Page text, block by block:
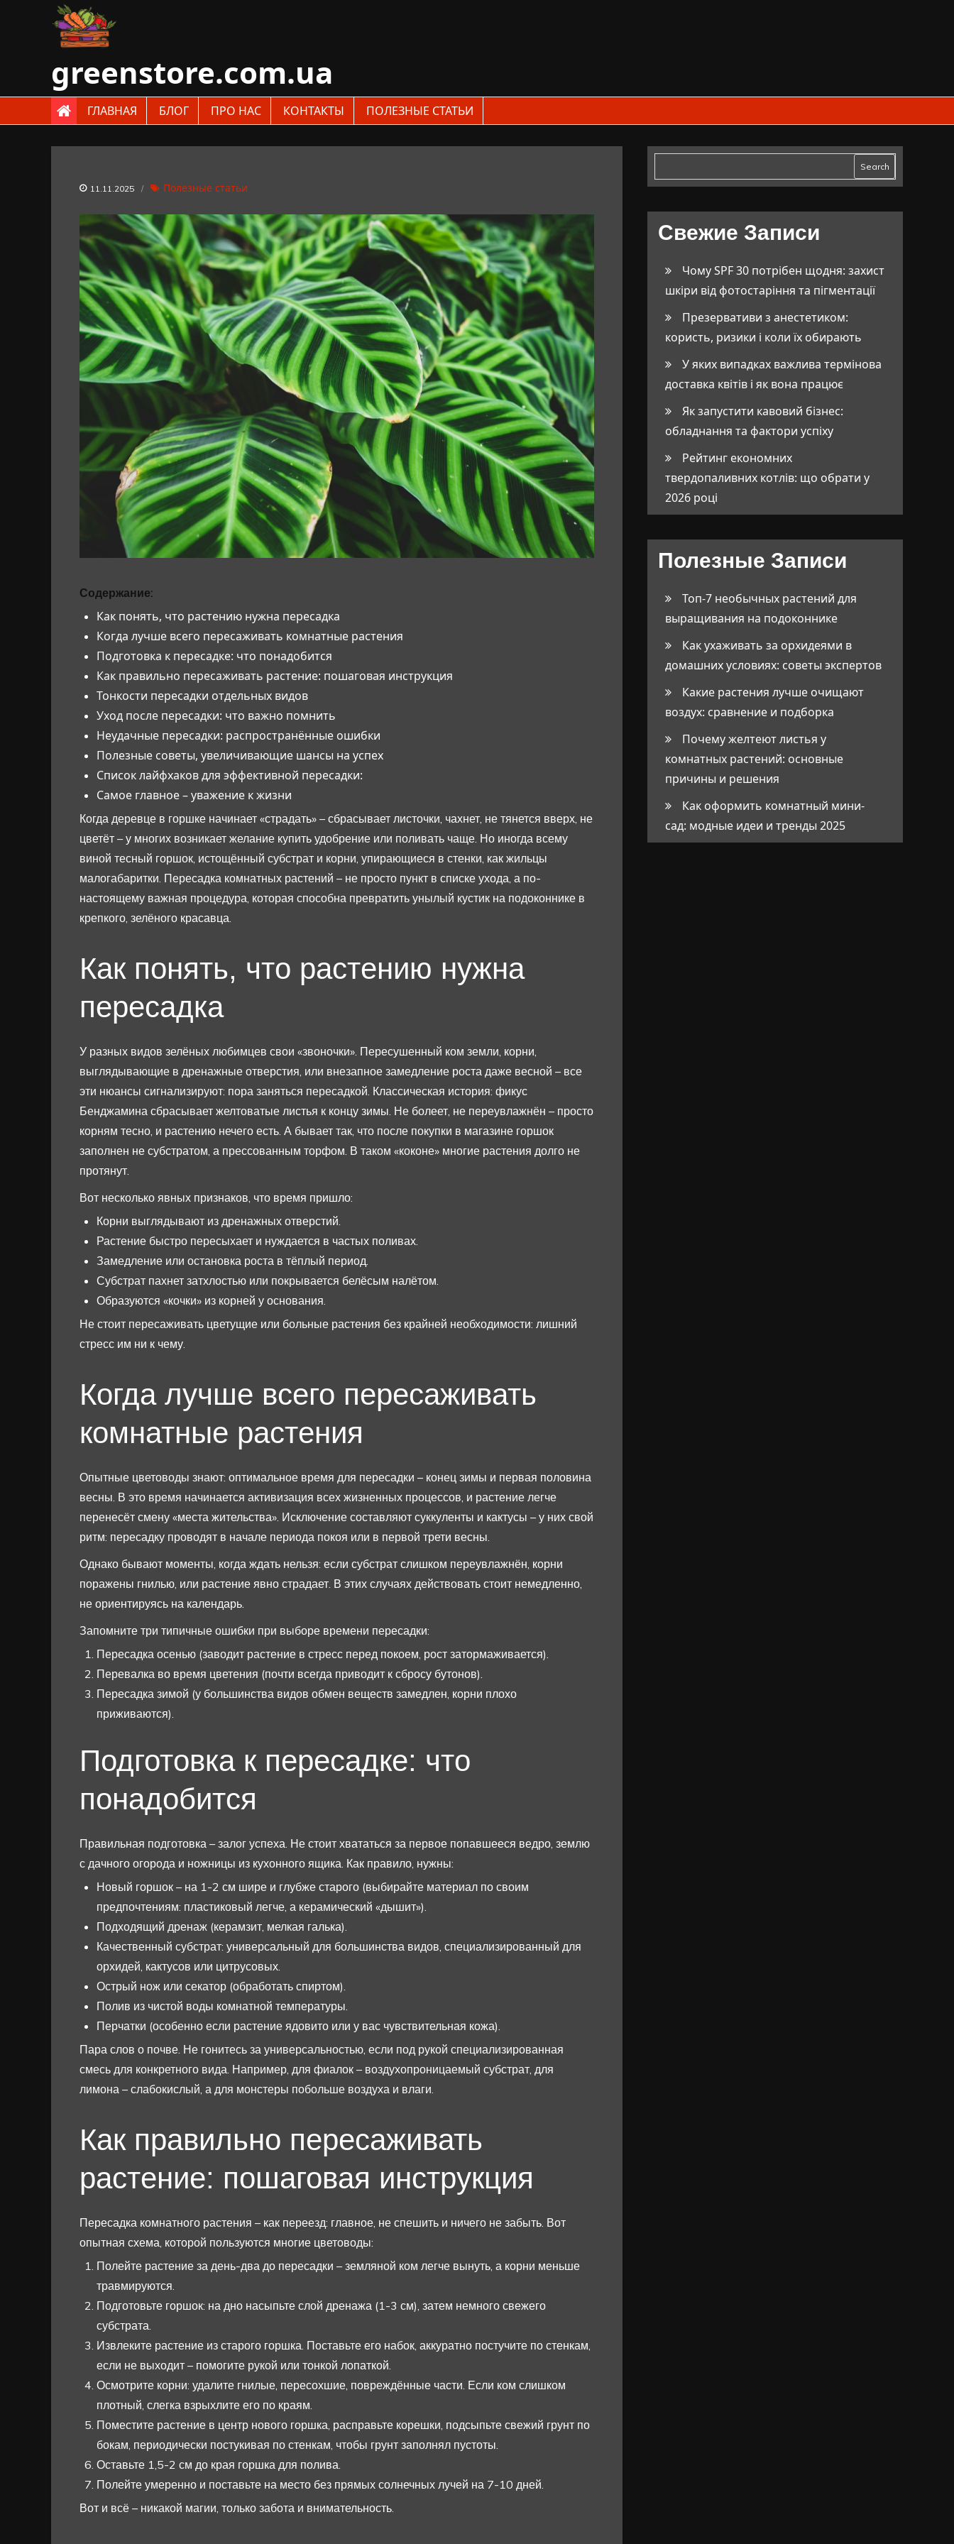
greenstore.com.ua
ГЛАВНАЯ БЛОГ ПРО НАС КОНТАКТЫ ПОЛЕЗНЫЕ СТАТЬИ
11.11.2025 Полезные статьи
Содержание:
Как понять, что растению нужна пересадка
Когда лучше всего пересаживать комнатные растения
Подготовка к пересадке: что понадобится
Как правильно пересаживать растение: пошаговая инструкция
Тонкости пересадки отдельных видов
Уход после пересадки: что важно помнить
Неудачные пересадки: распространённые ошибки
Полезные советы, увеличивающие шансы на успех
Список лайфхаков для эффективной пересадки:
Самое главное – уважение к жизни
Когда деревце в горшке начинает «страдать» – сбрасывает листочки, чахнет, не тянется вверх, не
цветёт – у многих возникает желание купить удобрение или поливать чаще. Но иногда всему
виной тесный горшок, истощённый субстрат и корни, упирающиеся в стенки, как жильцы
малогабаритки. Пересадка комнатных растений – не просто пункт в списке ухода, а по-
настоящему важная процедура, которая способна превратить унылый кустик на подоконнике в
крепкого, зелёного красавца.
Как понять, что растению нужна
пересадка
У разных видов зелёных любимцев свои «звоночки». Пересушенный ком земли, корни,
выглядывающие в дренажные отверстия, или внезапное замедление роста даже весной – все
эти нюансы сигнализируют: пора заняться пересадкой. Классическая история: фикус
Бенджамина сбрасывает желтоватые листья к концу зимы. Не болеет, не переувлажнён – просто
корням тесно, и растению нечего есть. А бывает так, что после покупки в магазине горшок
заполнен не субстратом, а прессованным торфом. В таком «коконе» многие растения долго не
протянут.
Вот несколько явных признаков, что время пришло:
Корни выглядывают из дренажных отверстий.
Растение быстро пересыхает и нуждается в частых поливах.
Замедление или остановка роста в тёплый период.
Субстрат пахнет затхлостью или покрывается белёсым налётом.
Образуются «кочки» из корней у основания.
Не стоит пересаживать цветущие или больные растения без крайней необходимости: лишний
стресс им ни к чему.
Когда лучше всего пересаживать
комнатные растения
Опытные цветоводы знают: оптимальное время для пересадки – конец зимы и первая половина
весны. В это время начинается активизация всех жизненных процессов, и растение легче
перенесёт смену «места жительства». Исключение составляют суккуленты и кактусы – у них свой
ритм: пересадку проводят в начале периода покоя или в первой трети весны.
Однако бывают моменты, когда ждать нельзя: если субстрат слишком переувлажнён, корни
поражены гнилью, или растение явно страдает. В этих случаях действовать стоит немедленно,
не ориентируясь на календарь.
Запомните три типичные ошибки при выборе времени пересадки:
Пересадка осенью (заводит растение в стресс перед покоем, рост затормаживается).
Перевалка во время цветения (почти всегда приводит к сбросу бутонов).
Пересадка зимой (у большинства видов обмен веществ замедлен, корни плохо
приживаются).
Подготовка к пересадке: что
понадобится
Правильная подготовка – залог успеха. Не стоит хвататься за первое попавшееся ведро, землю
с дачного огорода и ножницы из кухонного ящика. Как правило, нужны:
Новый горшок – на 1-2 см шире и глубже старого (выбирайте материал по своим
предпочтениям: пластиковый легче, а керамический «дышит»).
Подходящий дренаж (керамзит, мелкая галька).
Качественный субстрат: универсальный для большинства видов, специализированный для
орхидей, кактусов или цитрусовых.
Острый нож или секатор (обработать спиртом).
Полив из чистой воды комнатной температуры.
Перчатки (особенно если растение ядовито или у вас чувствительная кожа).
Пара слов о почве. Не гонитесь за универсальностью, если под рукой специализированная
смесь для конкретного вида. Например, для фиалок – воздухопроницаемый субстрат, для
лимона – слабокислый, а для монстеры побольше воздуха и влаги.
Как правильно пересаживать
растение: пошаговая инструкция
Пересадка комнатного растения – как переезд: главное, не спешить и ничего не забыть. Вот
опытная схема, которой пользуются многие цветоводы:
Полейте растение за день-два до пересадки – земляной ком легче вынуть, а корни меньше
травмируются.
Подготовьте горшок: на дно насыпьте слой дренажа (1-3 см), затем немного свежего
субстрата.
Извлеките растение из старого горшка. Поставьте его набок, аккуратно постучите по стенкам,
если не выходит – помогите рукой или тонкой лопаткой.
Осмотрите корни: удалите гнилые, пересохшие, повреждённые части. Если ком слишком
плотный, слегка взрыхлите его по краям.
Поместите растение в центр нового горшка, расправьте корешки, подсыпьте свежий грунт по
бокам, периодически постукивая по стенкам, чтобы грунт заполнял пустоты.
Оставьте 1,5-2 см до края горшка для полива.
Полейте умеренно и поставьте на место без прямых солнечных лучей на 7-10 дней.
Вот и всё – никакой магии, только забота и внимательность.
Search
Свежие Записи
Чому SPF 30 потрібен щодня: захист
шкіри від фотостаріння та пігментації
Презервативи з анестетиком:
користь, ризики і коли їх обирають
У яких випадках важлива термінова
доставка квітів і як вона працює
Як запустити кавовий бізнес:
обладнання та фактори успіху
Рейтинг економних
твердопаливних котлів: що обрати у
2026 році
Полезные Записи
Топ-7 необычных растений для
выращивания на подоконнике
Как ухаживать за орхидеями в
домашних условиях: советы экспертов
Какие растения лучше очищают
воздух: сравнение и подборка
Почему желтеют листья у
комнатных растений: основные
причины и решения
Как оформить комнатный мини-
сад: модные идеи и тренды 2025